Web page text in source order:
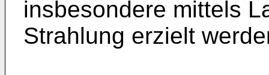
insbesondere mittels
Strahlung erzielt